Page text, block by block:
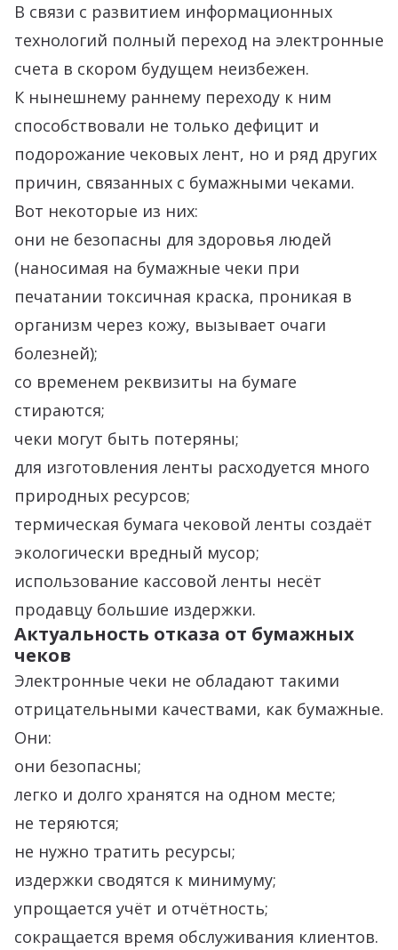
В связи с развитием информационных
технологий полный переход на электронные
счета в скором будущем неизбежен.
К нынешнему раннему переходу к ним
способствовали не только дефицит и
подорожание чековых лент, но и ряд других
причин, связанных с бумажными чеками.
Вот некоторые из них:
они не безопасны для здоровья людей
(наносимая на бумажные чеки при
печатании токсичная краска, проникая в
организм через кожу, вызывает очаги
болезней);
со временем реквизиты на бумаге
стираются;
чеки могут быть потеряны;
для изготовления ленты расходуется много
природных ресурсов;
термическая бумага чековой ленты создаёт
экологически вредный мусор;
использование кассовой ленты несёт
продавцу большие издержки.
Актуальность отказа от бумажных
чеков
Электронные чеки не обладают такими
отрицательными качествами, как бумажные.
Они:
они безопасны;
легко и долго хранятся на одном месте;
не теряются;
не нужно тратить ресурсы;
издержки сводятся к минимуму;
упрощается учёт и отчётность;
сокращается время обслуживания клиентов.